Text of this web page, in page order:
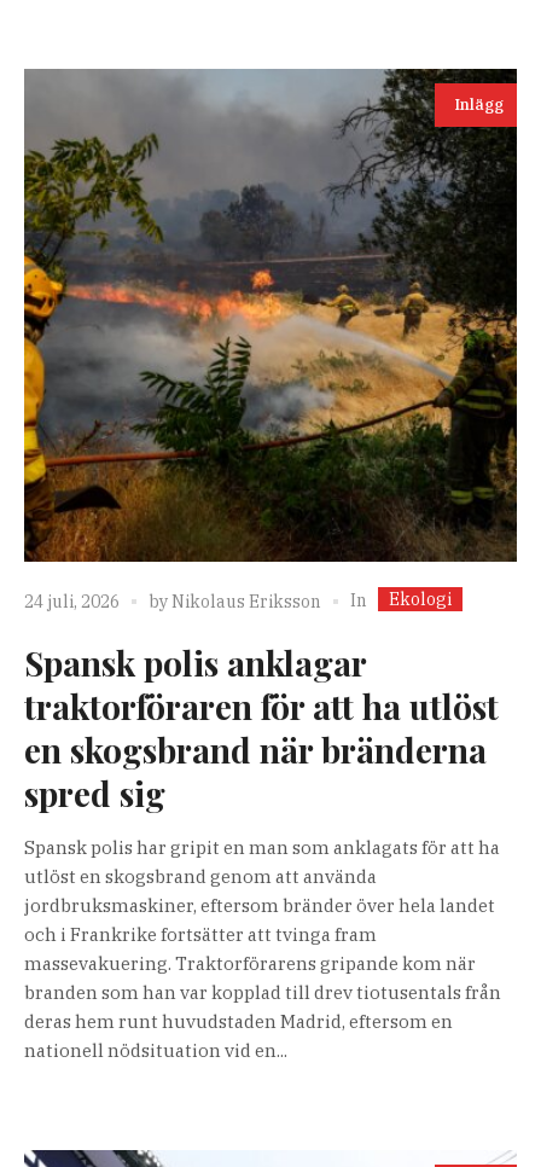
Inlägg
24 juli, 2026 byNikolaus Eriksson In Ekologi
Spansk polis anklagar
traktorföraren för att ha utlöst
en skogsbrand när bränderna
spred sig
Spansk polis har gripit en man som anklagats för att ha
utlöst en skogsbrand genom att använda
jordbruksmaskiner, eftersom bränder över hela landet
och i Frankrike fortsätter att tvinga fram
massevakuering. Traktorförarens gripande kom när
branden som han var kopplad till drev tiotusentals från
deras hem runt huvudstaden Madrid, eftersom en
nationell nödsituation vid en...